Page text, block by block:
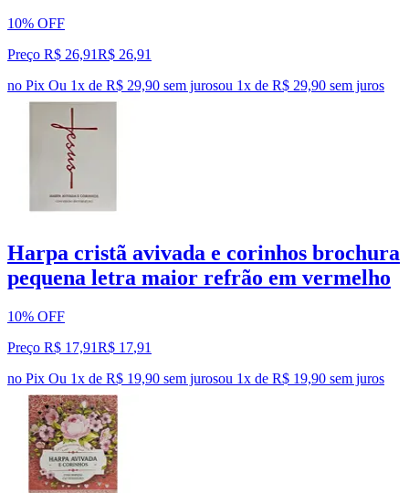
10% OFF
Preço R$ 26,91R$ 26,91
no Pix Ou 1x de R$ 29,90 sem jurosou 1x de R$ 29,90 sem juros
Harpa cristã avivada e corinhos brochura
pequena letra maior refrão em vermelho
10% OFF
Preço R$ 17,91R$ 17,91
no Pix Ou 1x de R$ 19,90 sem jurosou 1x de R$ 19,90 sem juros